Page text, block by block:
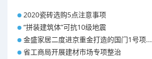
昆明110平米装修预算 装修报价清单
昆明100平米装修多少钱
2020瓷砖选购5点注意事项
“拼装建筑体”可抗10级地震
金盛家居二度进京重金打造的国门1号项...
省工商局开展建材市场专项整治